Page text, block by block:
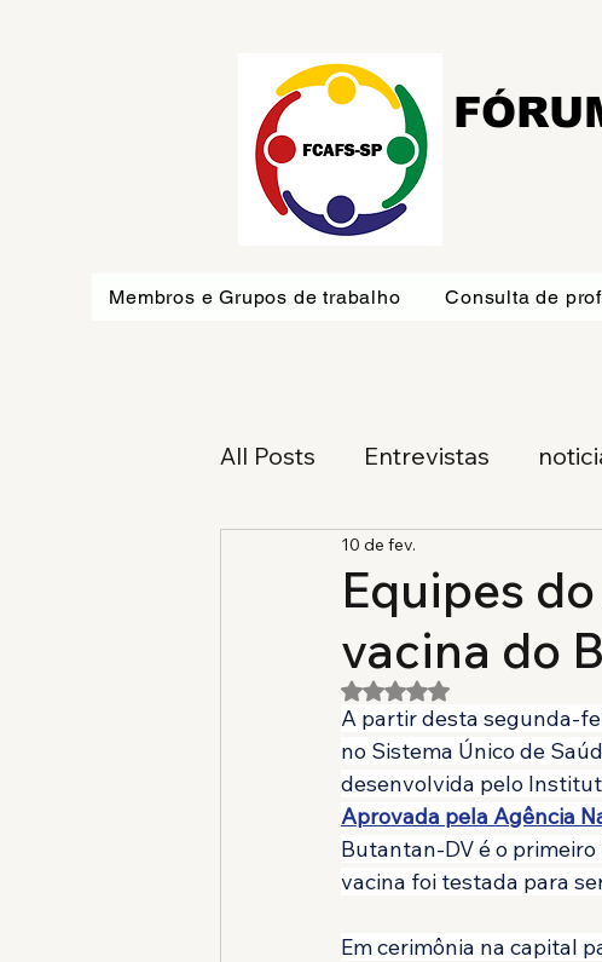
Membros e Grupos de trabalho Consulta de
All Posts Entrevistas
Equipes
vacina do
10 de fev.
Avaliado com NaN de 5
A partir desta segunda-
no Sistema Único de
desenvolvida pelo
Aprovada pela Agência
Butantan-DV é o
vacina foi testada para
Em cerimônia na capital